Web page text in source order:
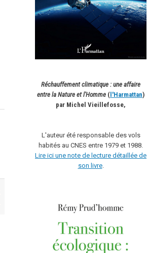
Réchauffement climatique : une affaire
entre la Nature et l'Homme (l'Harmattan)
par Michel Vieillefosse,
L'auteur été responsable des vols
habités au CNES entre 1979 et 1988.
Lire ici une note de lecture détaillée de
son livre.